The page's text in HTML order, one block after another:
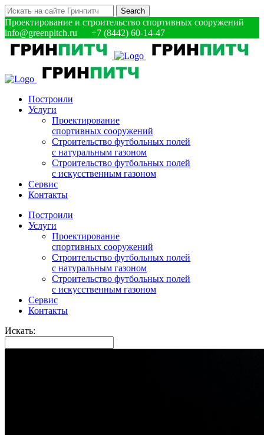
Проектирование и строительство спортивных сооружений
info@greenpitch.ru +7 (8442) 60-14-47
Построили
Услуги
Проектирование
спортивных сооружений
Строительство футбольных полей
с натуральным газоном
Строительство футбольных полей
с искусственным газоном
Сервис
Контакты
Построили
Услуги
Проектирование
спортивных сооружений
Строительство футбольных полей
с натуральным газоном
Строительство футбольных полей
с искусственным газоном
Сервис
Контакты
Искать: